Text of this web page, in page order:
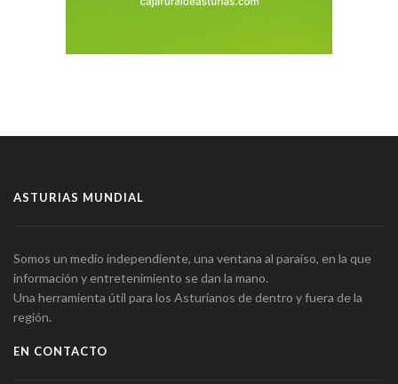
ASTURIAS MUNDIAL
Somos un medio independiente, una ventana al paraíso, en la que
información y entretenimiento se dan la mano.
Una herramienta útil para los Asturianos de dentro y fuera de la
región.
EN CONTACTO